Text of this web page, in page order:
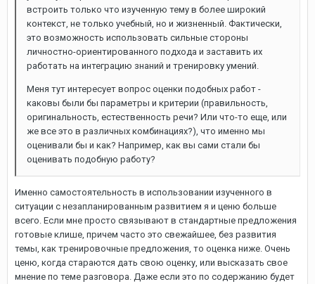
встроить только что изученную тему в более широкий
контекст, не только учебный, но и жизненный. Фактически,
это возможность использовать сильные стороны
личностно-ориентированного подхода и заставить их
работать на интеграцию знаний и тренировку умений.
Меня тут интересует вопрос оценки подобных работ -
каковы были бы параметры и критерии (правильность,
оригинальность, естественность речи? Или что-то еще, или
же все это в различных комбинациях?), что именно мы
оценивали бы и как? Например, как вы сами стали бы
оценивать подобную работу?
Именно самостоятельность в использовании изученного в
ситуации с незапланированным развитием я и ценю больше
всего. Если мне просто связывают в стандартные предложения
готовые клише, причем часто это свежайшее, без развития
темы, как тренировочные предложения, то оценка ниже. Очень
ценю, когда стараются дать свою оценку, или высказать свое
мнение по теме разговора. Даже если это по содержанию будет